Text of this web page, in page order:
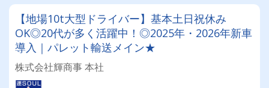
【地場10t大型ドライバー】基本土日祝休み
OK◎20代が多く活躍中！◎2025年・2026年新車
導入｜パレット輸送メイン★
株式会社輝商事 本社